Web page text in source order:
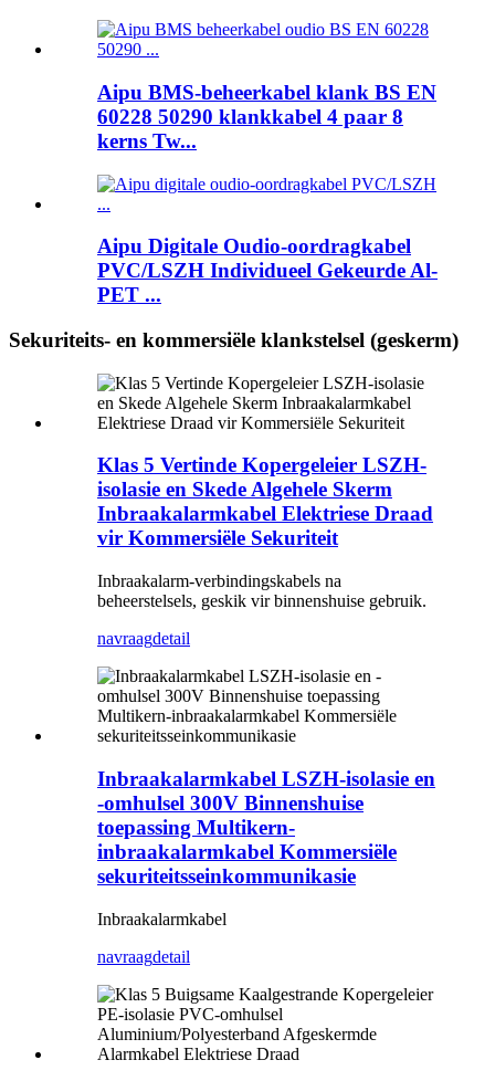
Aipu BMS-beheerkabel klank BS EN
60228 50290 klankkabel 4 paar 8
kerns Tw...
Aipu Digitale Oudio-oordragkabel
PVC/LSZH Individueel Gekeurde Al-
PET ...
Sekuriteits- en kommersiële klankstelsel (geskerm)
Klas 5 Vertinde Kopergeleier LSZH-
isolasie en Skede Algehele Skerm
Inbraakalarmkabel Elektriese Draad
vir Kommersiële Sekuriteit
Inbraakalarm-verbindingskabels na
beheerstelsels, geskik vir binnenshuise gebruik.
navraagdetail
Inbraakalarmkabel LSZH-isolasie en
-omhulsel 300V Binnenshuise
toepassing Multikern-
inbraakalarmkabel Kommersiële
sekuriteitsseinkommunikasie
Inbraakalarmkabel
navraagdetail